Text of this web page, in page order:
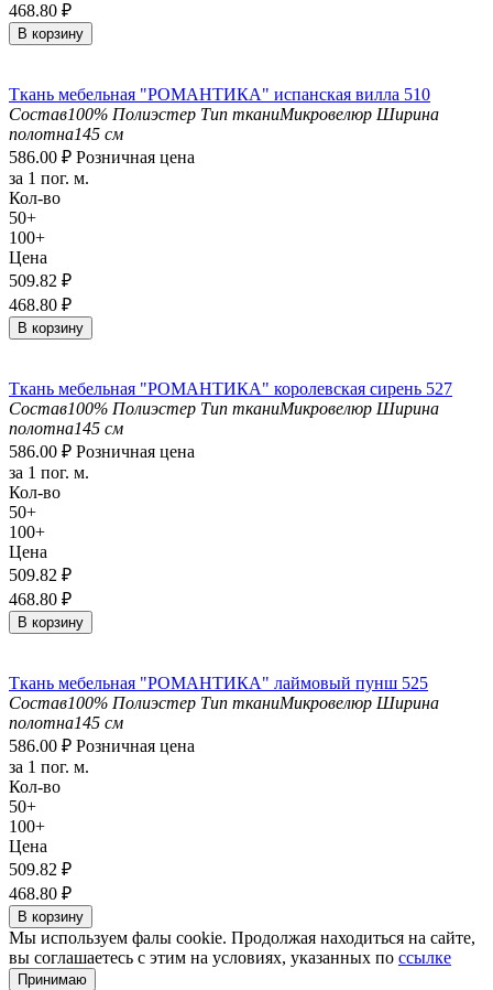
468.80 ₽
В корзину
Ткань мебельная "РОМАНТИКА" испанская вилла 510
Состав100% Полиэстер Тип тканиМикровелюр Ширина
полотна145 см
586.00 ₽ Розничная цена
за 1 пог. м.
Кол-во
50+
100+
Цена
509.82 ₽
468.80 ₽
В корзину
Ткань мебельная "РОМАНТИКА" королевская сирень 527
Состав100% Полиэстер Тип тканиМикровелюр Ширина
полотна145 см
586.00 ₽ Розничная цена
за 1 пог. м.
Кол-во
50+
100+
Цена
509.82 ₽
468.80 ₽
В корзину
Ткань мебельная "РОМАНТИКА" лаймовый пунш 525
Состав100% Полиэстер Тип тканиМикровелюр Ширина
полотна145 см
586.00 ₽ Розничная цена
за 1 пог. м.
Кол-во
50+
100+
Цена
509.82 ₽
468.80 ₽
В корзину
Мы используем фалы cookie. Продолжая находиться на сайте,
вы соглашаетесь с этим на условиях, указанных по ссылке
Принимаю